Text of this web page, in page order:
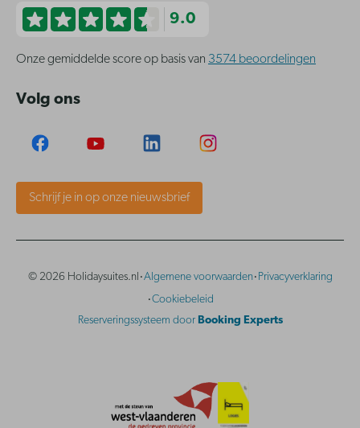
9.0
Onze gemiddelde score op basis van 3574 beoordelingen
Volg ons
Schrijf je in op onze nieuwsbrief
© 2026 Holidaysuites.nl ·Algemene voorwaarden· Privacyverklaring
·Cookiebeleid
Reserveringssysteem door Booking Experts